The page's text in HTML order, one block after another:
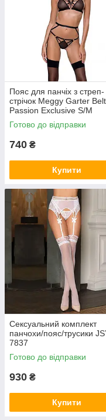
Пояс для панчіх з стреп-
стрічок Meggy Garter Belt
Passion Exclusive S/M
Готово до відправки
740 ₴
Купити
Сексуальний комплект
панчохи/пояс/трусики
7837
Готово до відправки
930 ₴
Купити